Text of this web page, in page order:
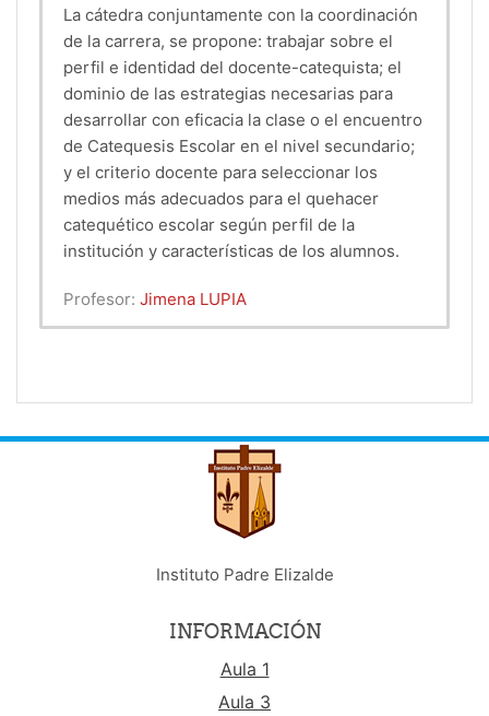
La cátedra conjuntamente con la coordinación
de la carrera, se propone: trabajar sobre el
perfil e identidad del docente-catequista; el
dominio de las estrategias necesarias para
desarrollar con eficacia la clase o el encuentro
de Catequesis Escolar en el nivel secundario;
y el criterio docente para seleccionar los
medios más adecuados para el quehacer
catequético escolar según perfil de la
institución y características de los alumnos.
Profesor: Jimena LUPIA
Instituto Padre Elizalde
INFORMACIÓN
Aula 1
Aula 3